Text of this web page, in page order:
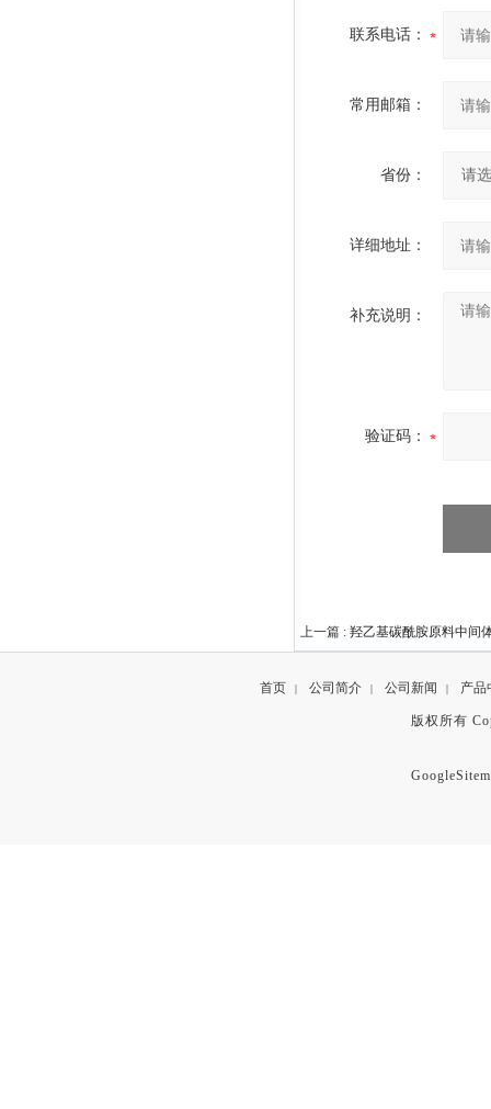
联系电话：
常用邮箱：
省份：
详细地址：
补充说明：
验证码：
上一篇 : 羟乙基碳酰胺原料中间
首页 | 公司简介 | 公司新闻 | 产品
版权所有